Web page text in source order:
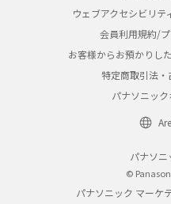
ウェブアクセシビリテ
会員利用規約/
お客様からお預かりし
特定商取引法
パナソニッ
パナソ
©
パナソニック マーケ